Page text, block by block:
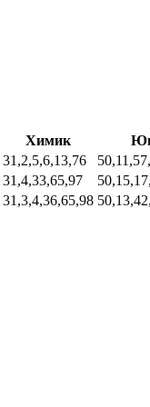
Химик
31,2,5,6,13,76
31,4,33,65,97
31,3,4,36,65,98